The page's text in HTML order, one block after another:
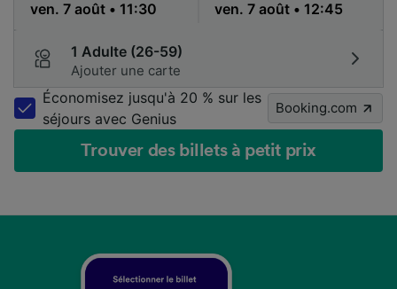
1 Adulte (26-59)
Ajouter une carte
Économisez jusqu'à 20 % sur les
séjours avec Genius
Booking.com
Trouver des billets à petit prix